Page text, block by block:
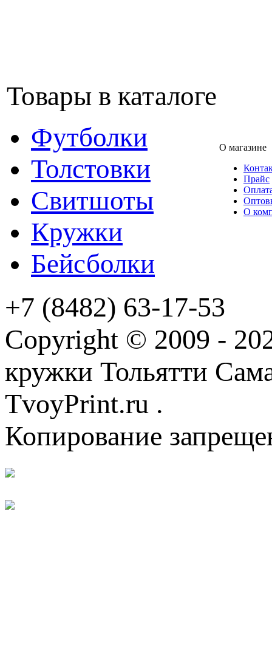
Товары в каталоге
Футболки
Толстовки
Свитшоты
Кружки
Бейсболки
О магазине
Прайс
О
+7 (8482) 63-17-53
Copyright © 2009 -
кружки Тольятти
TvoyPrint.ru .
Копирование